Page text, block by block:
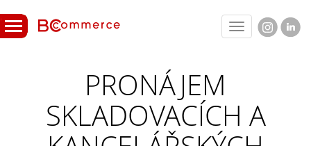
Toggle
navigation
PRONÁJEM
SKLADOVACÍCH A